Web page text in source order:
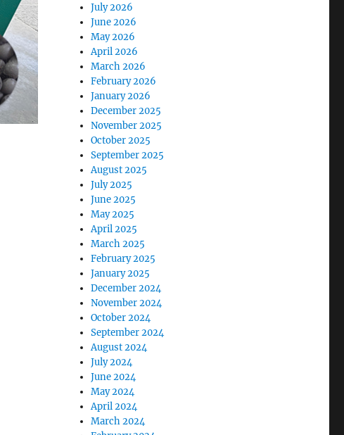
July 2026
June 2026
May 2026
April 2026
March 2026
February 2026
January 2026
December 2025
November 2025
October 2025
September 2025
August 2025
July 2025
June 2025
May 2025
April 2025
March 2025
February 2025
January 2025
December 2024
November 2024
October 2024
September 2024
August 2024
July 2024
June 2024
May 2024
April 2024
March 2024